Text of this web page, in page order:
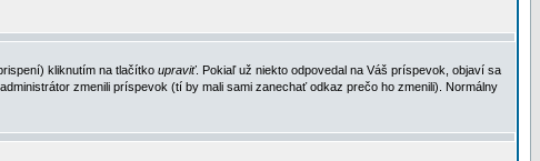
kliknutím na tlačítko upraviť. Pokiaľ už niekto odpovedal na Váš príspevok, objaví sa
zmenili príspevok (tí by mali sami zanechať odkaz prečo ho zmenili). Normálny